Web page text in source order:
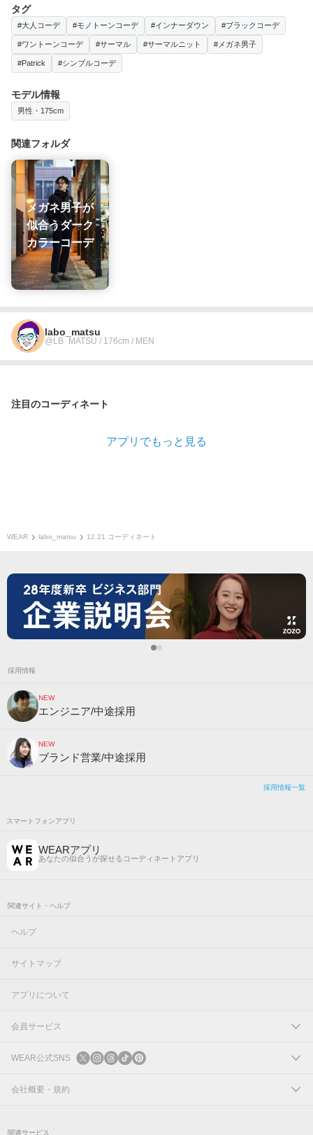
タグ
#大人コーデ #モノトーンコーデ #インナーダウン #ブラックコーデ
#ワントーンコーデ #サーマル #サーマルニット #メガネ男子
#Patrick #シンプルコーデ
モデル情報
男性・175cm
関連フォルダ
メガネ男子が
似合うダーク
カラーコーデ
labo_matsu
@LB_MATSU / 176cm / MEN
注目のコーディネート
アプリでもっと見る
WEAR labo_matsu 12.21 コーディネート
採用情報
NEW
エンジニア/中途採用
NEW
ブランド営業/中途採用
採用情報一覧
スマートフォンアプリ
WEARアプリ
あなたの似合うが探せるコーディネートアプリ
関連サイト・ヘルプ
ヘルプ
サイトマップ
アプリについて
会員サービス
ログイン
新規会員登録
WEAR公式SNS
X
会社概要・規約
関連サービス